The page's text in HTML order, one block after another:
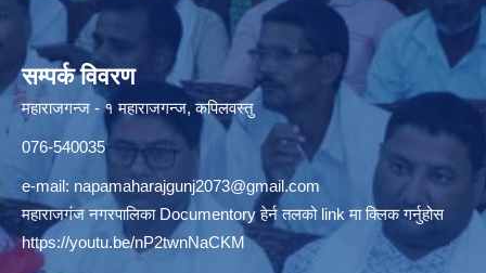
सम्पर्क विवरण
महाराजगन्ज - १ महाराजगन्ज, कपिलवस्तु
076-540035
e-mail: napamaharajgunj2073@gmail.com
महाराजगंज नगरपालिका Documentory हेर्न तलको link मा क्लिक गर्नुहोस
https://youtu.be/nP2twnNaCKM